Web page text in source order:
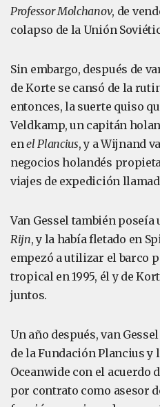
Professor Molchanov, de
colapso de la Unión
Sin embargo, después de
de Korte se cansó de la
entonces, la suerte quiso
Veldkamp, un capitán
enel Plancius, y a Wijnand
negocios holandés
viajes de expedición
Van Gessel también poseía
Rijn, y la había fletado en
empezó a utilizar el barco
tropical en 1995, él y de
juntos.
Un año después, van
de la Fundación Plancius y
Oceanwide con el acuerdo
por contrato como asesor